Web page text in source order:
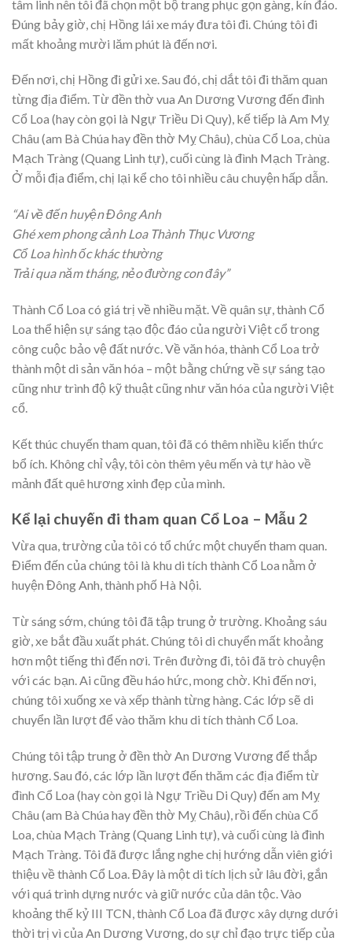
tâm linh nên tôi đã chọn một bộ trang phục gọn gàng, kín đáo.
Đúng bảy giờ, chị Hồng lái xe máy đưa tôi đi. Chúng tôi đi
mất khoảng mười lăm phút là đến nơi.
Đến nơi, chị Hồng đi gửi xe. Sau đó, chị dắt tôi đi thăm quan
từng địa điểm. Từ đền thờ vua An Dương Vương đến đình
Cổ Loa (hay còn gọi là Ngự Triều Di Quy), kế tiếp là Am Mỵ
Châu (am Bà Chúa hay đền thờ Mỵ Châu), chùa Cổ Loa, chùa
Mạch Tràng (Quang Linh tự), cuối cùng là đình Mạch Tràng.
Ở mỗi địa điểm, chị lại kể cho tôi nhiều câu chuyện hấp dẫn.
“Ai về đến huyện Đông Anh
Ghé xem phong cảnh Loa Thành Thục Vương
Cổ Loa hình ốc khác thường
Trải qua năm tháng, nẻo đường con đây”
Thành Cổ Loa có giá trị về nhiều mặt. Về quân sự, thành Cổ
Loa thể hiện sự sáng tạo độc đáo của người Việt cổ trong
công cuộc bảo vệ đất nước. Về văn hóa, thành Cổ Loa trở
thành một di sản văn hóa – một bằng chứng về sự sáng tạo
cũng như trình độ kỹ thuật cũng như văn hóa của người Việt
cổ.
Kết thúc chuyến tham quan, tôi đã có thêm nhiều kiến thức
bổ ích. Không chỉ vậy, tôi còn thêm yêu mến và tự hào về
mảnh đất quê hương xinh đẹp của mình.
Kể lại chuyến đi tham quan Cổ Loa – Mẫu 2
Vừa qua, trường của tôi có tổ chức một chuyến tham quan.
Điểm đến của chúng tôi là khu di tích thành Cổ Loa nằm ở
huyện Đông Anh, thành phố Hà Nội.
Từ sáng sớm, chúng tôi đã tập trung ở trường. Khoảng sáu
giờ, xe bắt đầu xuất phát. Chúng tôi di chuyển mất khoảng
hơn một tiếng thì đến nơi. Trên đường đi, tôi đã trò chuyện
với các bạn. Ai cũng đều háo hức, mong chờ. Khi đến nơi,
chúng tôi xuống xe và xếp thành từng hàng. Các lớp sẽ di
chuyển lần lượt để vào thăm khu di tích thành Cổ Loa.
Chúng tôi tập trung ở đền thờ An Dương Vương để thắp
hương. Sau đó, các lớp lần lượt đến thăm các địa điểm từ
đình Cổ Loa (hay còn gọi là Ngự Triều Di Quy) đến am Mỵ
Châu (am Bà Chúa hay đền thờ Mỵ Châu), rồi đến chùa Cổ
Loa, chùa Mạch Tràng (Quang Linh tự), và cuối cùng là đình
Mạch Tràng. Tôi đã được lắng nghe chị hướng dẫn viên giới
thiệu về thành Cổ Loa. Đây là một di tích lịch sử lâu đời, gắn
với quá trình dựng nước và giữ nước của dân tộc. Vào
khoảng thế kỷ III TCN, thành Cổ Loa đã được xây dựng dưới
thời trị vì của An Dương Vương, do sự chỉ đạo trực tiếp của